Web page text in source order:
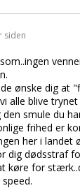
siden
ønske dig at
alle blive
smule du
frihed er
her i landet
dig dødsstraf
køre for